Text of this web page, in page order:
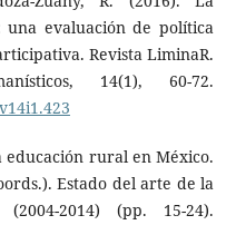
una evaluación de política
Revista LiminaR.
14(1), 60-72.
educación rural en México.
Estado del arte de la
2014) (pp. 15-24).